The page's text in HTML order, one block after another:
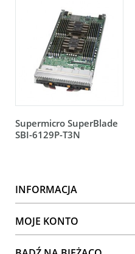
Supermicro SuperBlade
SBI-6129P-T3N
INFORMACJA
MOJE KONTO